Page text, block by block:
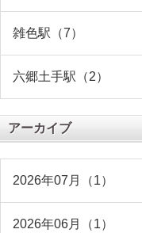
雑色駅（7）
六郷土手駅（2）
アーカイブ
2026年07月（1）
2026年06月（1）